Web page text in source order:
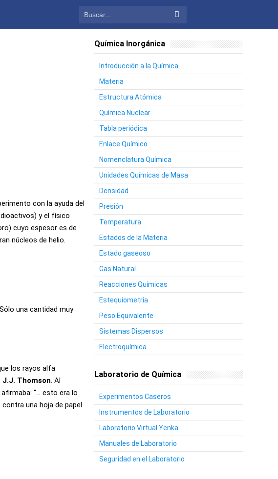
con la ayuda del
y el físico
cuyo espesor es de
núcleos de helio.
una cantidad muy
los rayos alfa
J.J. Thomson. Al
“… esto era lo
una hoja de papel
Química Inorgánica
Introducción a la Química
Materia
Estructura Atómica
Química Nuclear
Tabla periódica
Enlace Químico
Nomenclatura Química
Unidades Químicas de Masa
Densidad
Presión
Temperatura
Estados de la Materia
Estado gaseoso
Gas Natural
Reacciones Químicas
Estequiometría
Peso Equivalente
Sistemas Dispersos
Electroquímica
Laboratorio de Química
Experimentos Caseros
Instrumentos de Laboratorio
Laboratorio Virtual Yenka
Manuales de Laboratorio
Seguridad en el Laboratorio